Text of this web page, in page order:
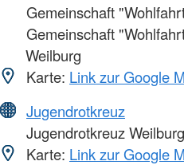
Gemeinschaft
Gemeinschaft
Weilburg
Karte: Link zur Google
Jugendrotkreuz
Jugendrotkreuz Weilburg
Karte: Link zur Google